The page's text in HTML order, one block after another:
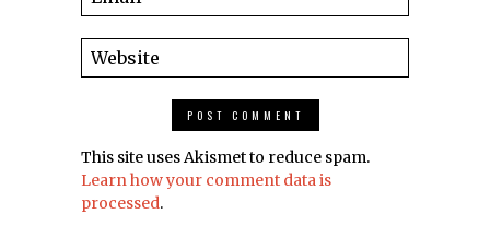
This site uses Akismet to reduce spam.
Learn how your comment data is
processed.